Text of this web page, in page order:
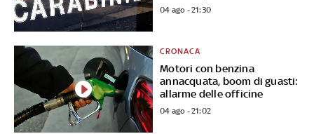
04 ago - 21:30
Motori con benzina
annacquata, boom di guasti:
allarme delle officine
CRONACA
04 ago - 21:02